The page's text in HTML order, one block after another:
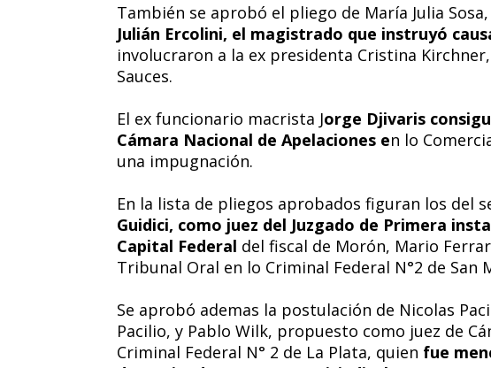
También se aprobó el pliego de María Julia Sosa,
Julián Ercolini, el magistrado que instruyó
involucraron a la ex presidenta Cristina
Sauces.
El ex funcionario macrista Jorge Djivaris
Cámara Nacional de Apelaciones en lo
una impugnación.
En la lista de pliegos aprobados figuran los del
Guidici, como juez del Juzgado de Primera
Capital Federal del fiscal de Morón, Mario
Tribunal Oral en lo Criminal Federal N°2 de San
Se aprobó ademas la postulación de Nicolas
Pacilio, y Pablo Wilk, propuesto como juez de
Criminal Federal N° 2 de La Plata, quien fue